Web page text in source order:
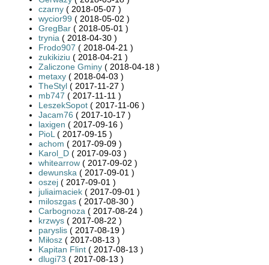
czarny ( 2018-05-07 )
wycior99 ( 2018-05-02 )
GregBar ( 2018-05-01 )
trynia ( 2018-04-30 )
Frodo907 ( 2018-04-21 )
zukikiziu ( 2018-04-21 )
Zaliczone Gminy ( 2018-04-18 )
metaxy ( 2018-04-03 )
TheStyl ( 2017-11-27 )
mb747 ( 2017-11-11 )
LeszekSopot ( 2017-11-06 )
Jacam76 ( 2017-10-17 )
laxigen ( 2017-09-16 )
PioL ( 2017-09-15 )
achom ( 2017-09-09 )
Karol_D ( 2017-09-03 )
whitearrow ( 2017-09-02 )
dewunska ( 2017-09-01 )
oszej ( 2017-09-01 )
juliaimaciek ( 2017-09-01 )
miloszgas ( 2017-08-30 )
Carbognoza ( 2017-08-24 )
krzwys ( 2017-08-22 )
paryslis ( 2017-08-19 )
Miłosz ( 2017-08-13 )
Kapitan Flint ( 2017-08-13 )
dlugi73 ( 2017-08-13 )